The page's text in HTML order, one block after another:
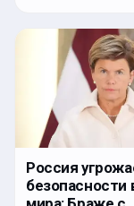
Россия
безопасности